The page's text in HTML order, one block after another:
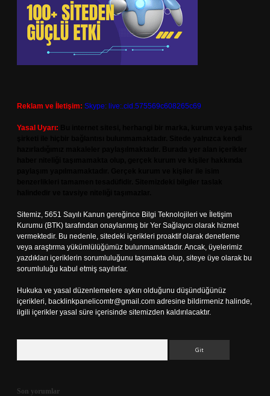
Reklam ve İletişim: Skype: live:.cid.575569c608265c69
Yasal Uyarı:
Sitemiz, 5651 Sayılı Kanun gereğince Bilgi Teknolojileri ve İletişim
Kurumu (BTK) tarafından onaylanmış bir Yer Sağlayıcı olarak hizmet
vermektedir. Bu nedenle, sitedeki içerikleri proaktif olarak denetleme
veya araştırma yükümlülüğümüz bulunmamaktadır. Ancak, üyelerimiz
yazdıkları içeriklerin sorumluluğunu taşımakta olup, siteye üye olarak bu
sorumluluğu kabul etmiş sayılırlar.
Hukuka ve yasal düzenlemelere aykırı olduğunu düşündüğünüz
içerikleri, backlinkpanelicomtr@gmail.com adresine bildirmeniz halinde,
ilgili içerikler yasal süre içerisinde sitemizden kaldırılacaktır.
Son yorumlar